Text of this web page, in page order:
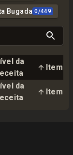
Bugada 0/449
da
Item
da
Item